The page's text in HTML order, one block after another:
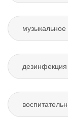
музыкальное
дезинфекция